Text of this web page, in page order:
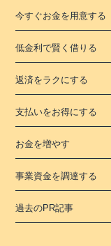
今すぐお金を用意する
低金利で賢く借りる
返済をラクにする
支払いをお得にする
お金を増やす
事業資金を調達する
過去のPR記事